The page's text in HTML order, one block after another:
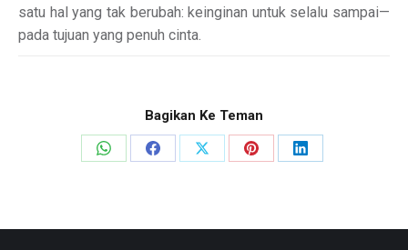
satu hal yang tak berubah: keinginan untuk selalu sampai—
pada tujuan yang penuh cinta.
Bagikan Ke Teman
Share
Share
Share
Share
Share